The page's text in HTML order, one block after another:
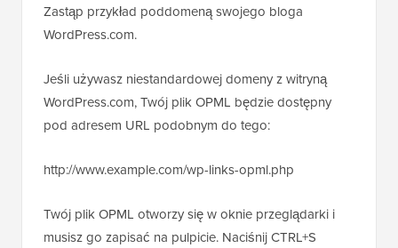
Zastąp przykład poddomeną swojego bloga
WordPress.com.
Jeśli używasz niestandardowej domeny z witryną
WordPress.com, Twój plik OPML będzie dostępny
pod adresem URL podobnym do tego:
http://www.example.com/wp-links-opml.php
Twój plik OPML otworzy się w oknie przeglądarki i
musisz go zapisać na pulpicie. Naciśnij CTRL+S